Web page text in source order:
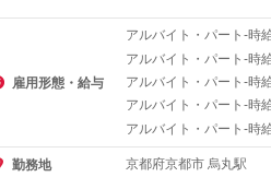
雇用形態・給与
アルバイト・パート-時
アルバイト・パート-時
アルバイト・パート-時
アルバイト・パート-時
アルバイト・パート-時
勤務地 京都府京都市 烏丸駅